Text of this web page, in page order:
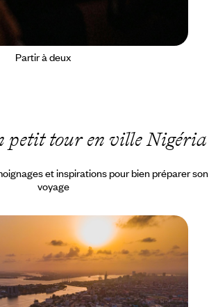
Partir à deux
petit tour en ville Nigéria
et inspirations pour bien préparer son
voyage